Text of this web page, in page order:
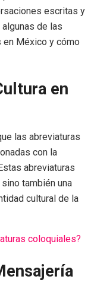
escritas y
de las
México y cómo
en
las abreviaturas
con la
abreviaturas
también una
cultural de la
coloquiales?